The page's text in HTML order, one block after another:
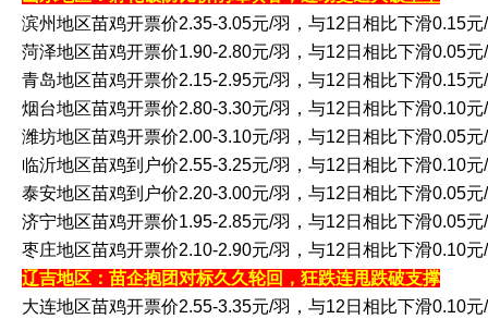
滨州地区苗鸡开票价2.35-3.05元/羽，与12日相比下滑0.15元
菏泽地区苗鸡开票价1.90-2.80元/羽，与12日相比下滑0.05元
青岛地区苗鸡开票价2.15-2.95元/羽，与12日相比下滑0.15元
烟台地区苗鸡开票价2.80-3.30元/羽，与12日相比下滑0.10元
潍坊地区苗鸡开票价2.00-3.10元/羽，与12日相比下滑0.05元
临沂地区苗鸡到户价2.55-3.25元/羽，与12日相比下滑0.10元
泰安地区苗鸡到户价2.20-3.00元/羽，与12日相比下滑0.05元
济宁地区苗鸡开票价1.95-2.85元/羽，与12日相比下滑0.05元
枣庄地区苗鸡开票价2.10-2.90元/羽，与12日相比下滑0.10元
辽吉地区：苗企抱团对标久久轮回，狂跌连甩跌破支撑
大连地区苗鸡开票价2.55-3.35元/羽，与12日相比下滑0.10元